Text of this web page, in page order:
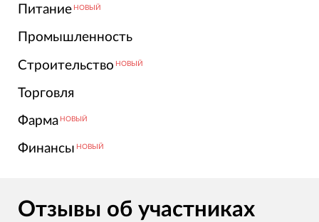
Питание НОВЫЙ
Промышленность
Строительство НОВЫЙ
Торговля
Фарма НОВЫЙ
Финансы НОВЫЙ
Отзывы об участниках